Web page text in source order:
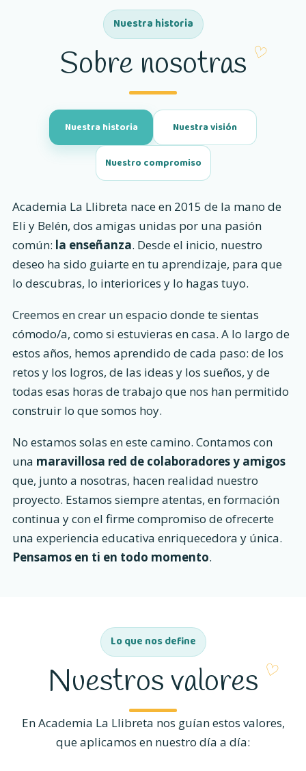
Nuestra historia
Sobre nosotras
Nuestra historia Nuestra visión
Nuestro compromiso
Academia La Llibreta nace en 2015 de la mano de
Eli y Belén, dos amigas unidas por una pasión
común: la enseñanza. Desde el inicio, nuestro
deseo ha sido guiarte en tu aprendizaje, para que
lo descubras, lo interiorices y lo hagas tuyo.
Creemos en crear un espacio donde te sientas
cómodo/a, como si estuvieras en casa. A lo largo de
estos años, hemos aprendido de cada paso: de los
retos y los logros, de las ideas y los sueños, y de
todas esas horas de trabajo que nos han permitido
construir lo que somos hoy.
No estamos solas en este camino. Contamos con
una maravillosa red de colaboradores y amigos
que, junto a nosotras, hacen realidad nuestro
proyecto. Estamos siempre atentas, en formación
continua y con el firme compromiso de ofrecerte
una experiencia educativa enriquecedora y única.
Pensamos en ti en todo momento.
Lo que nos define
Nuestros valores
En Academia La Llibreta nos guían estos valores,
que aplicamos en nuestro día a día: